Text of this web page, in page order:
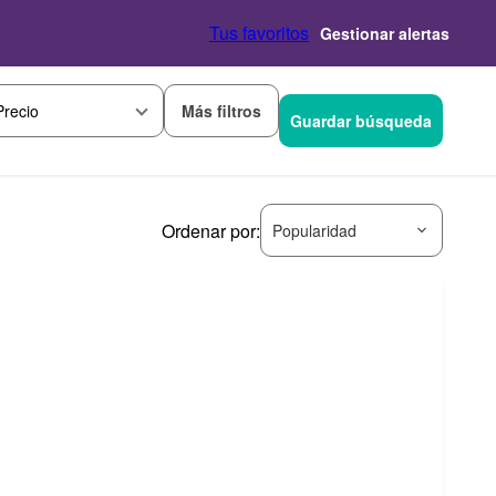
Tus favoritos Gestionar alertas
Más filtros Guardar búsqueda
Ordenar por: Popularidad